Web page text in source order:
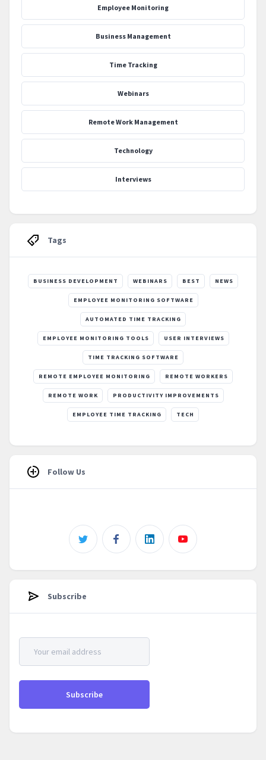
Employee Monitoring
Business Management
Time Tracking
Webinars
Remote Work Management
Technology
Interviews
Tags
BUSINESS DEVELOPMENT WEBINARS BEST NEWS
EMPLOYEE MONITORING SOFTWARE
AUTOMATED TIME TRACKING
EMPLOYEE MONITORING TOOLS USER INTERVIEWS
TIME TRACKING SOFTWARE
REMOTE EMPLOYEE MONITORING REMOTE WORKERS
REMOTE WORK PRODUCTIVITY IMPROVEMENTS
EMPLOYEE TIME TRACKING TECH
Follow Us
Subscribe